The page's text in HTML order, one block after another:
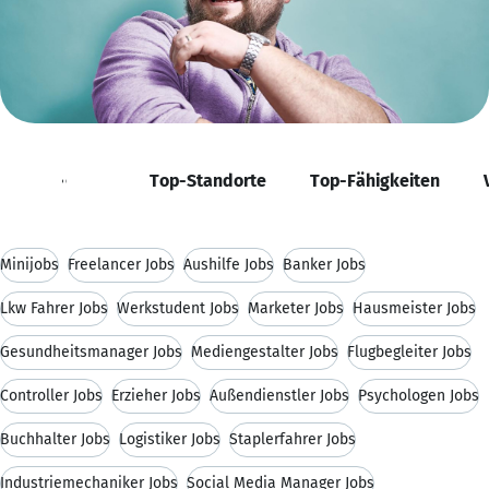
Positionen Top-Standorte Top-Fähigkeiten
Minijobs Freelancer Jobs Aushilfe Jobs Banker Jobs
Lkw Fahrer Jobs Werkstudent Jobs Marketer Jobs Hausmeister Jobs
Gesundheitsmanager Jobs Mediengestalter Jobs Flugbegleiter Jobs
Controller Jobs Erzieher Jobs Außendienstler Jobs Psychologen Jobs
Buchhalter Jobs Logistiker Jobs Staplerfahrer Jobs
Industriemechaniker Jobs Social Media Manager Jobs